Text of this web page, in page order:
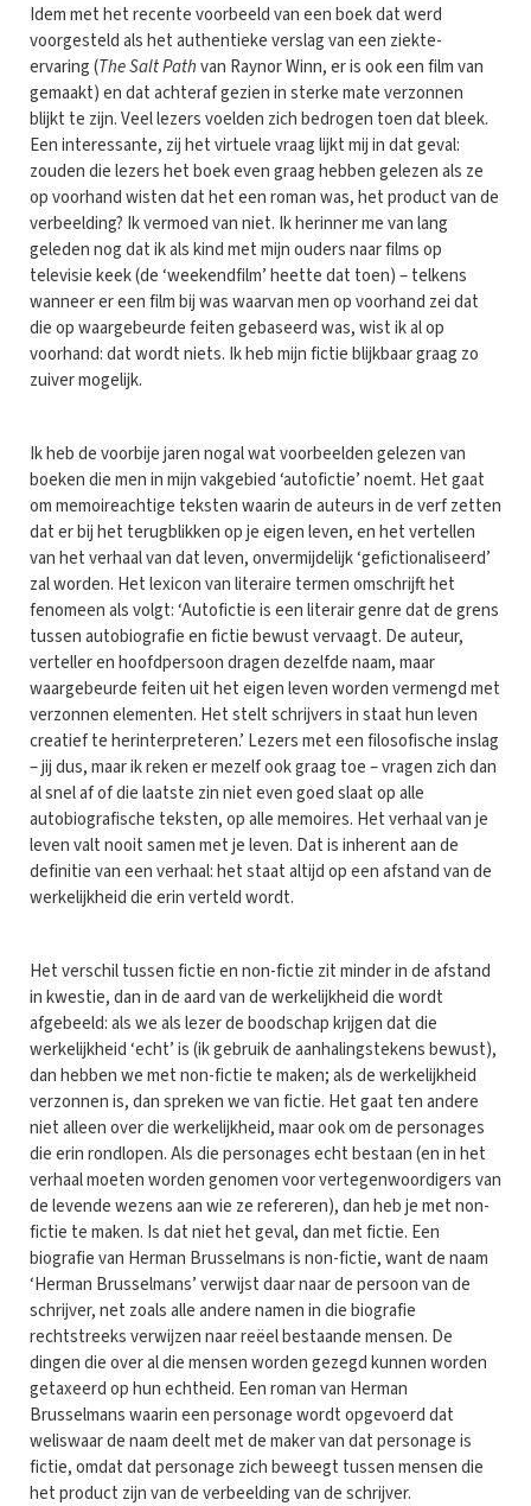
Idem met het recente voorbeeld van een boek dat werd
voorgesteld als het authentieke verslag van een ziekte-
ervaring (The Salt Pathvan Raynor Winn, er is ook een film van
gemaakt) en dat achteraf gezien in sterke mate verzonnen
blijkt te zijn. Veel lezers voelden zich bedrogen toen dat bleek.
Een interessante, zij het virtuele vraag lijkt mij in dat geval:
zouden die lezers het boek even graag hebben gelezen als ze
op voorhand wisten dat het een roman was, het product van de
verbeelding? Ik vermoed van niet. Ik herinner me van lang
geleden nog dat ik als kind met mijn ouders naar films op
televisie keek (de ‘weekendfilm’ heette dat toen) – telkens
wanneer er een film bij was waarvan men op voorhand zei dat
die op waargebeurde feiten gebaseerd was, wist ik al op
voorhand: dat wordt niets. Ik heb mijn fictie blijkbaar graag zo
zuiver mogelijk.
Ik heb de voorbije jaren nogal wat voorbeelden gelezen van
boeken die men in mijn vakgebied ‘autofictie’ noemt. Het gaat
om memoireachtige teksten waarin de auteurs in de verf zetten
dat er bij het terugblikken op je eigen leven, en het vertellen
van het verhaal van dat leven, onvermijdelijk ‘gefictionaliseerd’
zal worden. Het lexicon van literaire termen omschrijft het
fenomeen als volgt: ‘Autofictie is een literair genre dat de grens
tussen autobiografie en fictie bewust vervaagt. De auteur,
verteller en hoofdpersoon dragen dezelfde naam, maar
waargebeurde feiten uit het eigen leven worden vermengd met
verzonnen elementen. Het stelt schrijvers in staat hun leven
creatief te herinterpreteren.’ Lezers met een filosofische inslag
– jij dus, maar ik reken er mezelf ook graag toe – vragen zich dan
al snel af of die laatste zin niet even goed slaat op alle
autobiografische teksten, op alle memoires. Het verhaal van je
leven valt nooit samen met je leven. Dat is inherent aan de
definitie van een verhaal: het staat altijd op een afstand van de
werkelijkheid die erin verteld wordt.
Het verschil tussen fictie en non-fictie zit minder in de afstand
in kwestie, dan in de aard van de werkelijkheid die wordt
afgebeeld: als we als lezer de boodschap krijgen dat die
werkelijkheid ‘echt’ is (ik gebruik de aanhalingstekens bewust),
dan hebben we met non-fictie te maken; als de werkelijkheid
verzonnen is, dan spreken we van fictie. Het gaat ten andere
niet alleen over die werkelijkheid, maar ook om de personages
die erin rondlopen. Als die personages echt bestaan (en in het
verhaal moeten worden genomen voor vertegenwoordigers van
de levende wezens aan wie ze refereren), dan heb je met non-
fictie te maken. Is dat niet het geval, dan met fictie. Een
biografie van Herman Brusselmans is non-fictie, want de naam
‘Herman Brusselmans’ verwijst daar naar de persoon van de
schrijver, net zoals alle andere namen in die biografie
rechtstreeks verwijzen naar reëel bestaande mensen. De
dingen die over al die mensen worden gezegd kunnen worden
getaxeerd op hun echtheid. Een roman van Herman
Brusselmans waarin een personage wordt opgevoerd dat
weliswaar de naam deelt met de maker van dat personage is
fictie, omdat dat personage zich beweegt tussen mensen die
het product zijn van de verbeelding van de schrijver.